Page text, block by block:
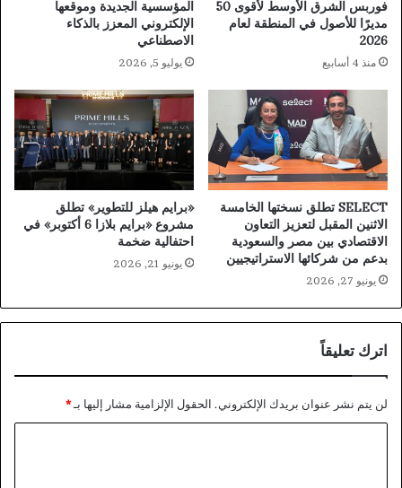
فوربس الشرق الأوسط لأقوى 50
مديرًا للأصول في المنطقة لعام
2026
منذ 4 أسابيع
المؤسسية الجديدة وموقعها
الإلكتروني المعزز بالذكاء
الاصطناعي
يوليو 5, 2026
SELECT تطلق نسختها الخامسة
الاثنين المقبل لتعزيز التعاون
الاقتصادي بين مصر والسعودية
بدعم من شركائها الاستراتيجيين
يونيو 27, 2026
«برايم هيلز للتطوير» تطلق
مشروع «برايم بلازا 6 أكتوبر» في
احتفالية ضخمة
يونيو 21, 2026
اترك تعليقاً
لن يتم نشر عنوان بريدك الإلكتروني. الحقول الإلزامية مشار إليها بـ*